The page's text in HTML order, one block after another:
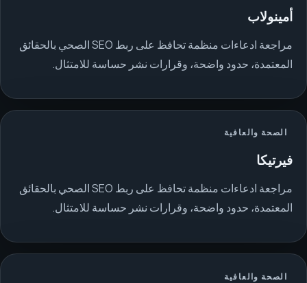
أمينولاب
مراجعة ادعاءات منظمة تحافظ على ربط SEO الصحي بالحقائق
المعتمدة، حدود واضحة، وقرارات نشر حساسة للامتثال.
الصحة والعافية
فيرتيكا
مراجعة ادعاءات منظمة تحافظ على ربط SEO الصحي بالحقائق
المعتمدة، حدود واضحة، وقرارات نشر حساسة للامتثال.
الصحة والعافية